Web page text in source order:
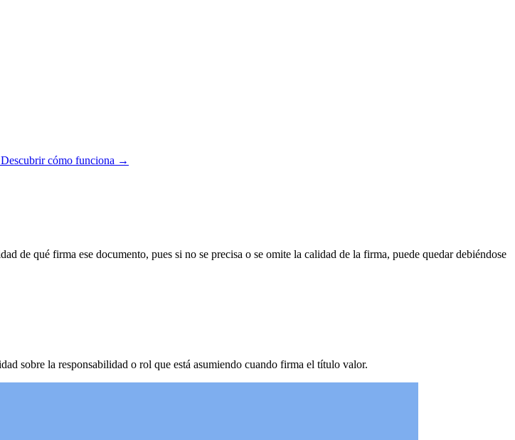
Descubrir cómo funciona →
de qué firma ese documento, pues si no se precisa o se omite la calidad de la firma, puede quedar debiéndose
sobre la responsabilidad o rol que está asumiendo cuando firma el título valor.